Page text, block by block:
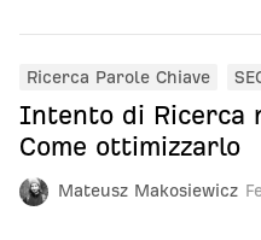
Mateusz Makosiewicz
Ricerca Parole Chiave
Intento di Ricerca
Come ottimizzarlo